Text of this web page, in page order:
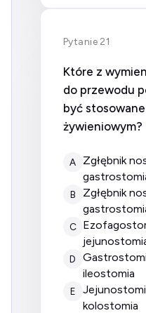
Pytanie 21
Które z
do przewodu
być
żywieniowym?
A
zgłębnik nosowo-żołądkowy,
B
zgłębnik nosowo-żołądkowy,
C
ezofagostomia, gastrostomia,
D
gastrostomia, jejunostomia,
ileostomia
E
jejunostomia, ileostomia,
kolostomia